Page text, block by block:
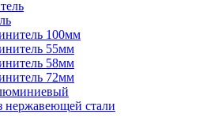
100мм
55мм
58мм
72мм
нержавеющей стали